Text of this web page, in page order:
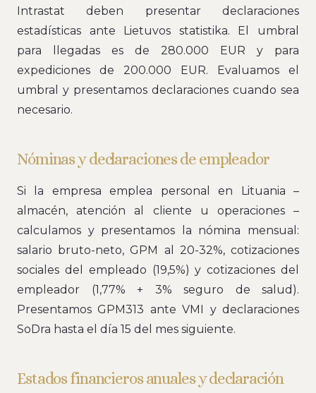
Intrastat deben presentar declaraciones
estadísticas ante Lietuvos statistika. El umbral
para llegadas es de 280.000 EUR y para
expediciones de 200.000 EUR. Evaluamos el
umbral y presentamos declaraciones cuando sea
necesario.
Nóminas y declaraciones de empleador
Si la empresa emplea personal en Lituania –
almacén, atención al cliente u operaciones –
calculamos y presentamos la nómina mensual:
salario bruto-neto, GPM al 20-32%, cotizaciones
sociales del empleado (19,5%) y cotizaciones del
empleador (1,77% + 3% seguro de salud).
Presentamos GPM313 ante VMI y declaraciones
SoDra hasta el día 15 del mes siguiente.
Estados financieros anuales y declaración